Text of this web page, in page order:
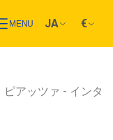
MENU JA €
アッツァ - インタ